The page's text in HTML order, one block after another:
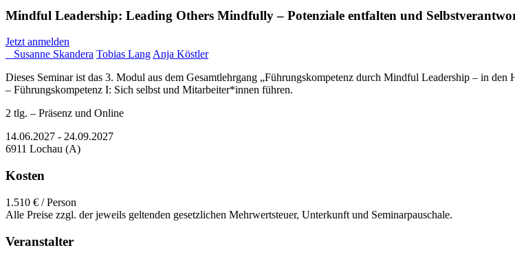
Mindful Leadership: Leading Others Mindfully – Potenziale entfalten und
Jetzt anmelden
Susanne Skandera Tobias LangAnja Köstler
Dieses Seminar ist das 3. Modul aus dem Gesamtlehrgang „Führungskompetenz durch Mindful Leadership – in
– Führungskompetenz I: Sich selbst und Mitarbeiter*innen führen.
2 tlg. – Präsenz und Online
14.06.2027 - 24.09.2027
6911 Lochau (A)
Kosten
1.510 € / Person
Alle Preise zzgl. der jeweils geltenden gesetzlichen Mehrwertsteuer, Unterkunft und Seminarpauschale.
Veranstalter